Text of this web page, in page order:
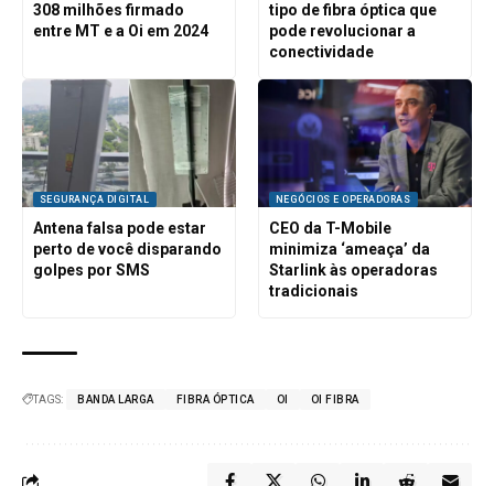
308 milhões firmado
entre MT e a Oi em 2024
tipo de fibra óptica que
pode revolucionar a
conectividade
SEGURANÇA DIGITAL
Antena falsa pode estar
perto de você disparando
golpes por SMS
NEGÓCIOS E OPERADORAS
CEO da T-Mobile
minimiza ‘ameaça’ da
Starlink às operadoras
tradicionais
TAGS: BANDA LARGA FIBRA ÓPTICA OI OI FIBRA